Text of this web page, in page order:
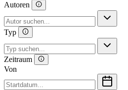
Autoren
Typ
Zeitraum
Von